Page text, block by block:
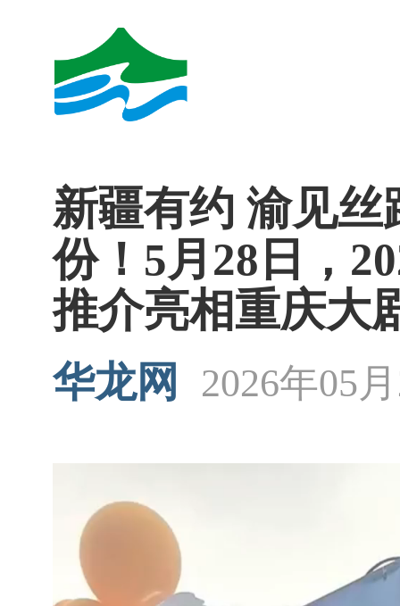
新疆有约 渝见
份！5月28日，
推介亮相重庆大
华龙网 2026年05